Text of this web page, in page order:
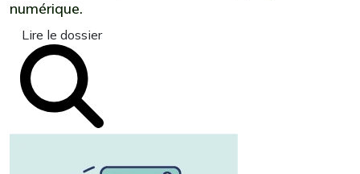
numérique.
Lire le dossier